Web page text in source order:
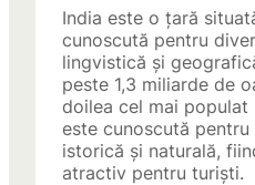
India este o țară
cunoscută pentru
lingvistică și
peste 1,3 miliarde de
doilea cel mai populat
este cunoscută
istorică și naturală,
atractiv pentru turiști.